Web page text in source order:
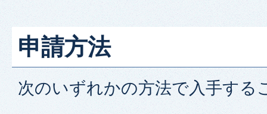
申請方法
次のいずれかの方法で入手する